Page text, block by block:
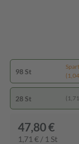
98 St
28 St
47,80 €
1,71 € / 1 St